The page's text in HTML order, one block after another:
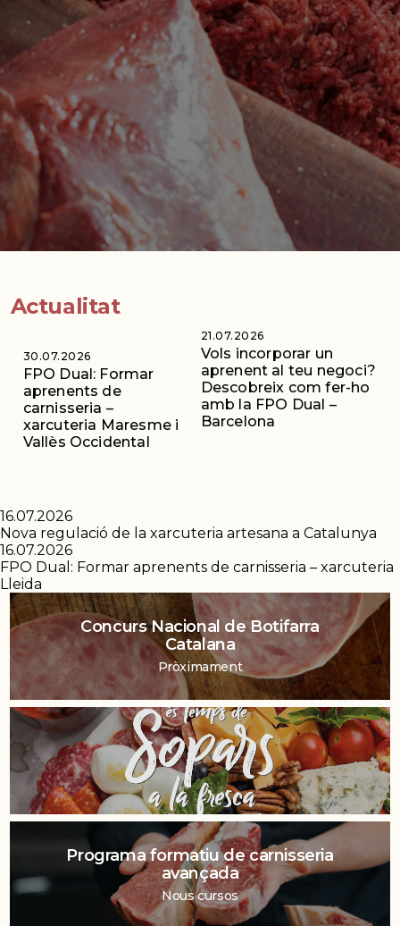
Actualitat
30.07.2026
FPO Dual: Formar
aprenents de
carnisseria –
xarcuteria Maresme i
Vallès Occidental
21.07.2026
Vols incorporar un
aprenent al teu negoci?
Descobreix com fer-ho
amb la FPO Dual –
Barcelona
16.07.2026
Nova regulació de la xarcuteria artesana a Catalunya
16.07.2026
FPO Dual: Formar aprenents de carnisseria – xarcuteria
Lleida
Concurs Nacional de Botifarra
Catalana
Pròximament
Programa formatiu de carnisseria
avançada
Nous cursos